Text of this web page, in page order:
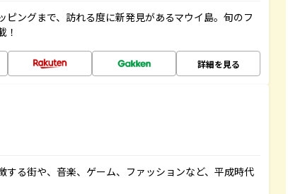
ングまで、訪れる度に新発見があるマウイ島。旬のフ
！
詳細を見る
する街や、音楽、ゲーム、ファッションなど、平成時代